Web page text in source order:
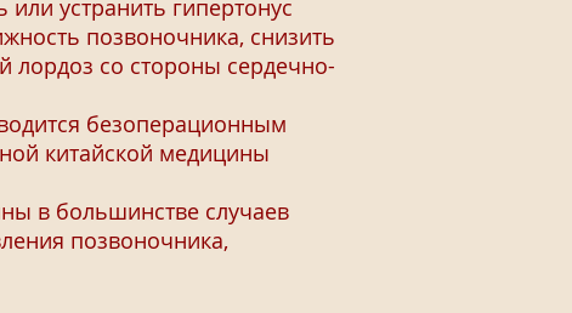
устранить гипертонус
позвоночника, снизить
со стороны сердечно-
безоперационным
китайской медицины
в большинстве случаев
позвоночника,